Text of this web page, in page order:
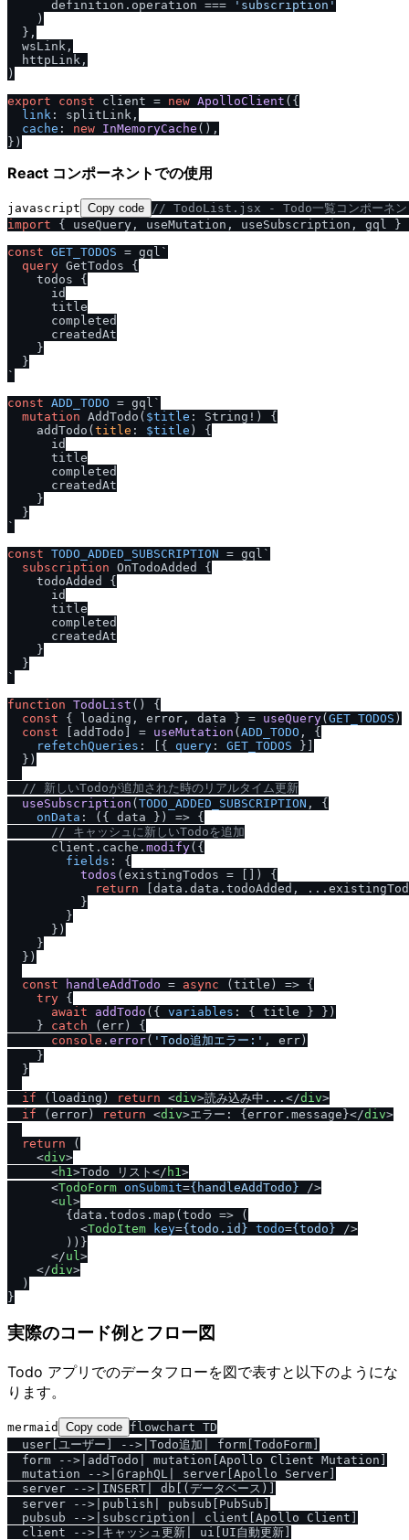
      definition.
operation ===
'subscription'
    )
  },
  wsLink,
  httpLink,
)
export
const client = new ApolloClient ({
link : splitLink,
cache : new InMemoryCache (),
React コンポーネントでの使用
javascript Copy code // TodoList.jsx - Todo一覧コンポーネン
import { useQuery, useMutation, useSubscription, gql }
const GET_TODOS = gql`
query GetTodos {
    todos
{
      id
      title
      completed
      createdAt
}
}
`
const ADD_TODO = gql`
mutation AddTodo ( $title : String ! )
{
    addTodo
( title : $title ) {
      id
      title
      completed
      createdAt
}
}
`
const TODO_ADDED_SUBSCRIPTION = gql`
subscription OnTodoAdded {
    todoAdded
{
      id
      title
      completed
      createdAt
}
}
`
function TodoList ( ) {
const { loading, error, data } = useQuery( GET_TODOS )
const [addTodo] = useMutation ( ADD_TODO , {
refetchQueries : [{ query : GET_TODOS }]
  })
// 新しいTodoが追加された時のリアルタイム更新
useSubscription ( TODO_ADDED_SUBSCRIPTION , {
onData : ( { data } ) => {
// キャッシュに新しいTodoを追加
      client.
cache . modify({
fields : {
todos ( existingTodos = []
) {
return [data. data . todoAdded ,
          }
        }
      })
    }
  })
const
handleAddTodo = async ( title ) => {
try {
await
addTodo ({ variables : { title } })
    }
catch (err) {
console . error( 'Todo追加エラー:' , err)
    }
  }
if (loading) return <div>読み込み中... </div>
if (error) return <div>エラー: {error.message}</div>
return (
<div>
<h1>Todo リスト </ h1>
<TodoForm onSubmit={handleAddTodo} />
<ul>
        {data.todos.map(todo => (
<TodoItem key={todo.id} todo={todo} />
        ))}
</ul>
</div>
  )
実際のコード例とフロー図
Todo アプリでのデータフローを図で表すと以下のようにな
ります。
mermaid Copy code flowchart TD
  user[ユーザー] -->|Todo追加| form[TodoForm]
  form -->|addTodo| mutation[Apollo Client Mutation]
  mutation -->|GraphQL| server[Apollo Server]
  server -->|INSERT| db[(データベース)]
  server -->|publish| pubsub[PubSub]
  pubsub -->|subscription| client[Apollo Client]
  client -->|キャッシュ更新| ui[UI自動更新]